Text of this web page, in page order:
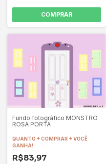
COMPRAR
Fundo fotográfico MONSTRO
ROSA PORTA
QUANTO + COMPRAR + VOCÊ
GANHA!
R$83,97